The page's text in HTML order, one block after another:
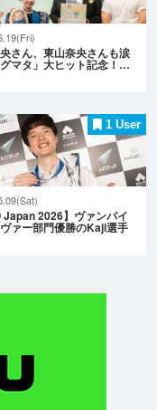
さん、東山奈央さんも涙
グマタ」大ヒット記念！…
1 User
Japan 2026】ヴァンパイ
ァー部門優勝のKaji選手